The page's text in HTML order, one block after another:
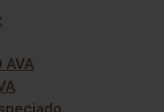
AVA